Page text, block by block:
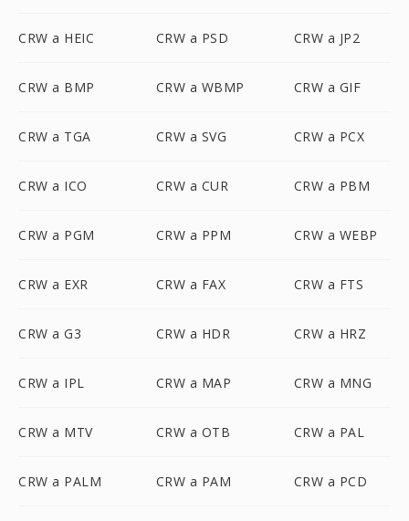
CRW a HEIC CRW a PSD CRW a JP2
CRW a BMP CRW a WBMP CRW a GIF
CRW a TGA CRW a SVG CRW a PCX
CRW a ICO CRW a CUR CRW a PBM
CRW a PGM CRW a PPM CRW a WEBP
CRW a EXR CRW a FAX CRW a FTS
CRW a G3 CRW a HDR CRW a HRZ
CRW a IPL CRW a MAP CRW a MNG
CRW a MTV CRW a OTB CRW a PAL
CRW a PALM CRW a PAM CRW a PCD